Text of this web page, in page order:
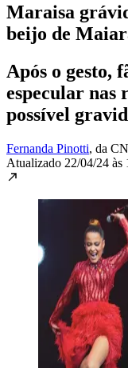
Maraisa
beijo de
Após o gesto,
especular nas
possível
Fernanda Pinotti, da
Atualizado 22/04/24 às